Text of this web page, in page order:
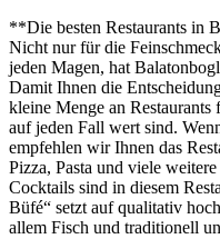
**Die besten Restaurants in
Nicht nur für die
jeden Magen, hat
Damit Ihnen die
kleine Menge an
auf jeden Fall wert sind.
empfehlen wir Ihnen das
Pizza, Pasta und viele
Cocktails sind in diesem
Büfé“ setzt auf qualitativ
allem Fisch und traditionell